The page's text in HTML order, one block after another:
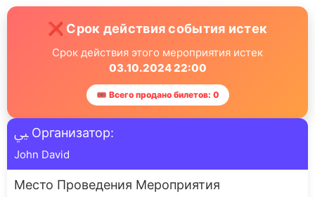
❌ Срок действия события истек
Срок действия этого мероприятия истек
03.10.2024 22:00
🎟 Всего продано билетов: 0
Организатор:
John David
Место Проведения Мероприятия